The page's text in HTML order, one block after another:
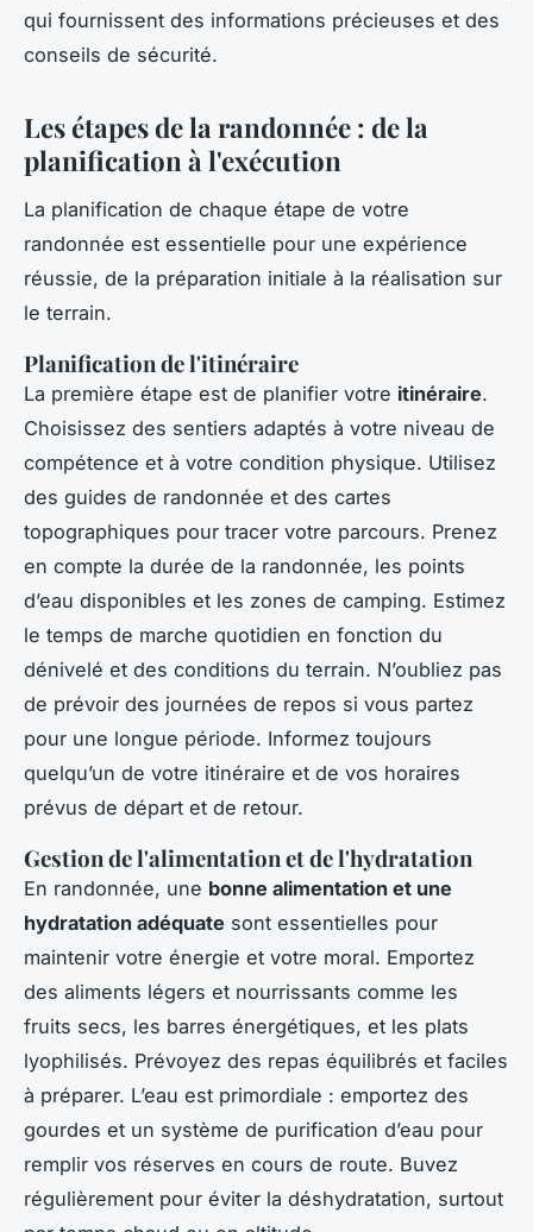
qui fournissent des informations précieuses et des
conseils de sécurité.
Les étapes de la randonnée : de la
planification à l'exécution
La planification de chaque étape de votre
randonnée est essentielle pour une expérience
réussie, de la préparation initiale à la réalisation sur
le terrain.
Planification de l'itinéraire
La première étape est de planifier votre itinéraire.
Choisissez des sentiers adaptés à votre niveau de
compétence et à votre condition physique. Utilisez
des guides de randonnée et des cartes
topographiques pour tracer votre parcours. Prenez
en compte la durée de la randonnée, les points
d’eau disponibles et les zones de camping. Estimez
le temps de marche quotidien en fonction du
dénivelé et des conditions du terrain. N’oubliez pas
de prévoir des journées de repos si vous partez
pour une longue période. Informez toujours
quelqu’un de votre itinéraire et de vos horaires
prévus de départ et de retour.
Gestion de l'alimentation et de l'hydratation
En randonnée, une bonne alimentation et une
hydratation adéquate sont essentielles pour
maintenir votre énergie et votre moral. Emportez
des aliments légers et nourrissants comme les
fruits secs, les barres énergétiques, et les plats
lyophilisés. Prévoyez des repas équilibrés et faciles
à préparer. L’eau est primordiale : emportez des
gourdes et un système de purification d’eau pour
remplir vos réserves en cours de route. Buvez
régulièrement pour éviter la déshydratation, surtout